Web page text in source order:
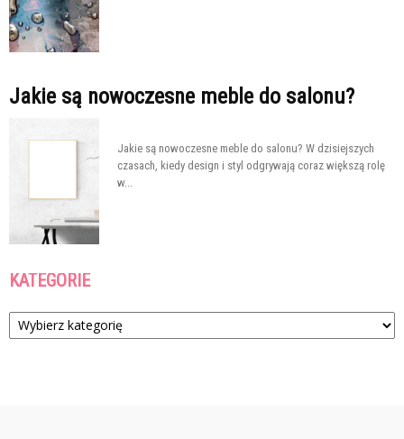
Jakie są nowoczesne meble do salonu?
Jakie są nowoczesne meble do salonu? W dzisiejszych
czasach, kiedy design i styl odgrywają coraz większą rolę
w...
KATEGORIE
Kategorie